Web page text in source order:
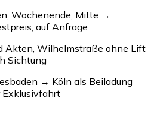
Wochenende, Mitte →
auf Anfrage
Akten, Wilhelmstraße ohne Lift
Sichtung
→ Köln als Beiladung
Exklusivfahrt